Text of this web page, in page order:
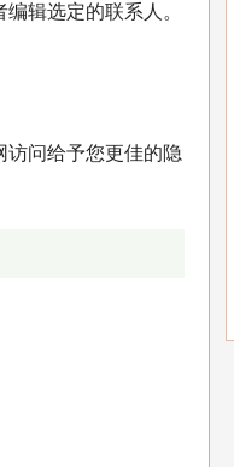
辑选定的联系人。
访问给予您更佳的隐